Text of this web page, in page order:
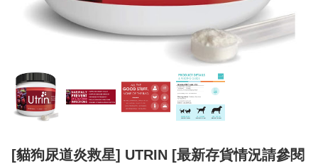
[貓狗尿道炎救星] UTRIN [最新存貨情況請參閱